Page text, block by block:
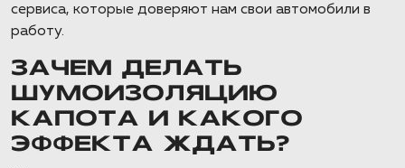
сервиса, которые доверяют нам свои автомобили в
работу.
ЗАЧЕМ ДЕЛАТЬ
ШУМОИЗОЛЯЦИЮ
КАПОТА И КАКОГО
ЭФФЕКТА ЖДАТЬ?